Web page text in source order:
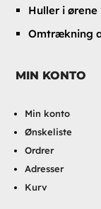
Huller i ørene
Omtrækning
MIN KONTO
Min konto
Ønskeliste
Ordrer
Adresser
Kurv